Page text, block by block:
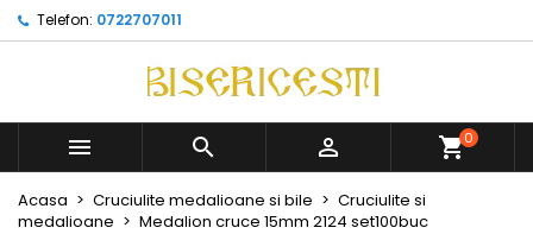
Telefon: 0722707011
   0
Acasa Cruciulite medalioane si bile
Cruciulite si
medalioane
Medalion cruce 15mm 2124 set100buc